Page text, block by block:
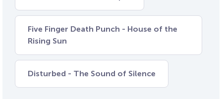
Five Finger Death Punch - House of the
Rising Sun
Disturbed - The Sound of Silence